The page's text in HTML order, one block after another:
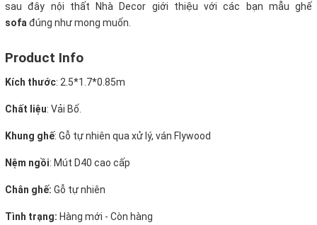
sau đây nội thất Nhà Decor giới thiệu với các bạn mẫu ghế
sofađúng như mong muốn.
Product Info
Kích thước: 2.5*1.7*0.85m
Chất liệu: Vải Bố.
Khung ghế: Gỗ tự nhiên qua xử lý, ván Flywood
Nệm ngồi: Mút D40 cao cấp
Chân ghế: Gỗ tự nhiên
Tình trạng: Hàng mới - Còn hàng